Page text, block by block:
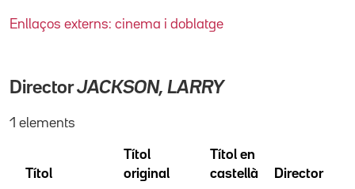
Enllaços externs: cinema i doblatge
DirectorJACKSON, LARRY
1 elements
Títol
Títol
original
Títol en
castellà
Director